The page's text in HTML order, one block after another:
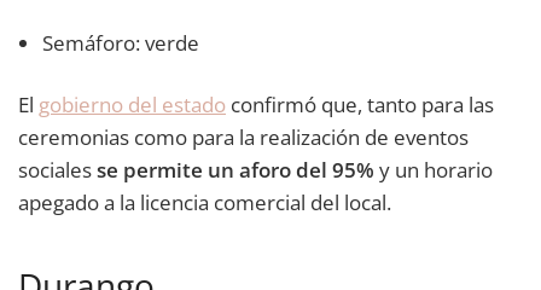
Semáforo: verde
El gobierno del estado confirmó que, tanto para las
ceremonias como para la realización de eventos
socialesse permite un aforo del 95% y un horario
apegado a la licencia comercial del local.